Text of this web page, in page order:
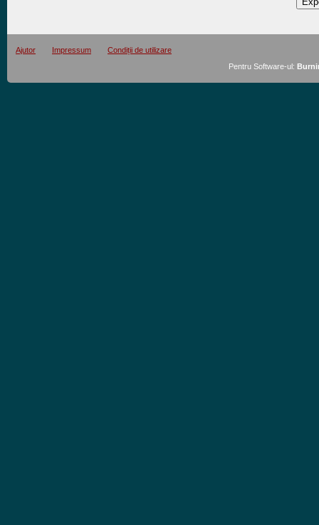
Ajutor Impressum
Condiții de utilizare
Pentru Software-ul: